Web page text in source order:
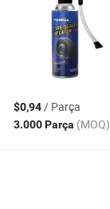
$0,94/ Parça
3.000 Parça (MOQ)